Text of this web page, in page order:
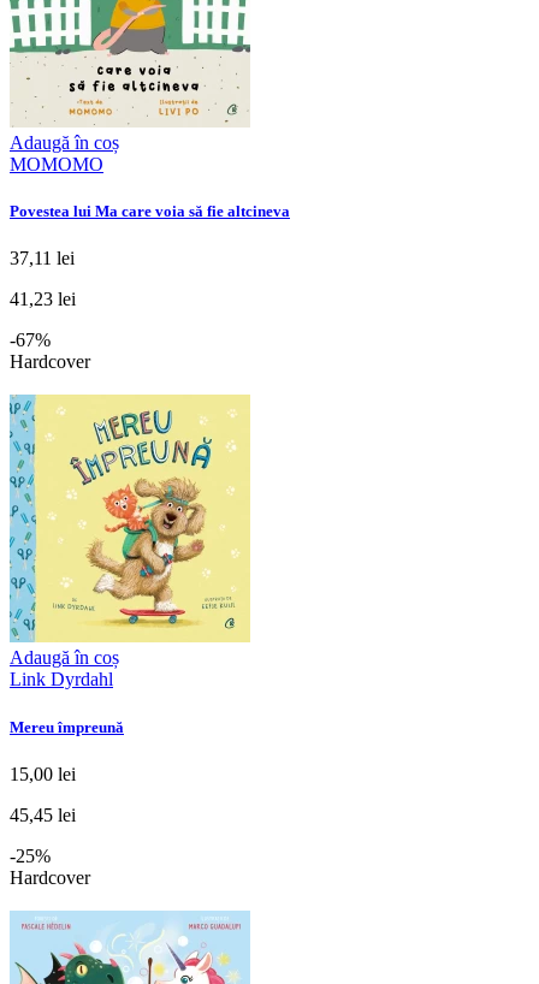
Adaugă în coș
MOMOMO
Povestea lui Ma care voia să fie altcineva
37,11 lei
41,23 lei
-67%
Hardcover
Adaugă în coș
Link Dyrdahl
Mereu împreună
15,00 lei
45,45 lei
-25%
Hardcover